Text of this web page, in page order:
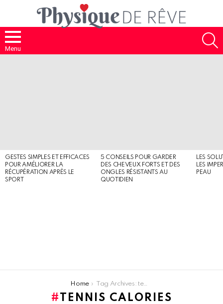
Menu
GESTES SIMPLES ET EFFICACES
POUR AMÉLIORER LA
RÉCUPÉRATION APRÈS LE
SPORT
5 CONSEILS POUR GARDER
DES CHEVEUX FORTS ET DES
ONGLES RÉSISTANTS AU
QUOTIDIEN
LES
LES
PEAU
Home Tag Archives: tennis calories
TENNIS CALORIES